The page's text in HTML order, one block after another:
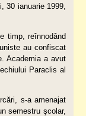
30 ianuarie 1999,
timp, reînnodând
au confiscat
Academia a avut
Paraclis al
s-a amenajat
semestru şcolar,